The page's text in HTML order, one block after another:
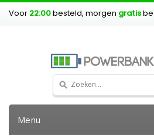
Voor 22:00besteld, morgen gratis
Menu